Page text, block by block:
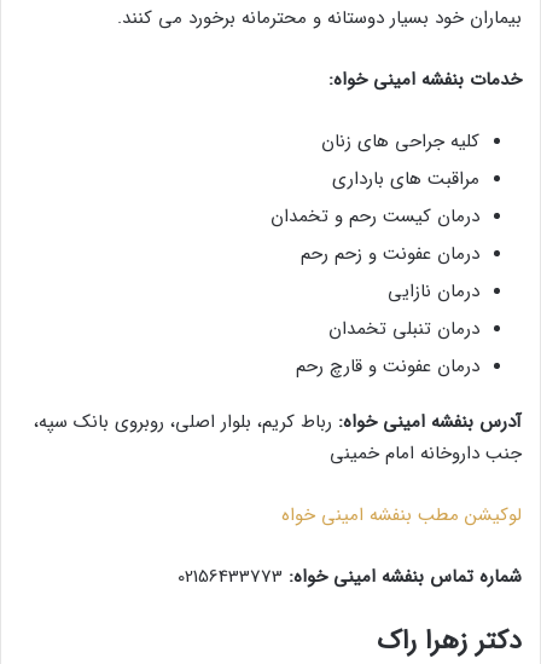
بیماران خود بسیار دوستانه و محترمانه برخورد می کنند.
خدمات بنفشه امینی خواه:
کلیه جراحی های زنان
مراقبت های بارداری
درمان کیست رحم و تخمدان
درمان عفونت و زحم رحم
درمان نازایی
درمان تنبلی تخمدان
درمان عفونت و قارچ رحم
آدرس بنفشه امینی خواه: رباط کریم، بلوار اصلی، روبروی بانک سپه،
جنب داروخانه امام خمینی
لوکیشن مطب بنفشه امینی خواه
شماره تماس بنفشه امینی خواه: 02156433773
دکتر زهرا راک